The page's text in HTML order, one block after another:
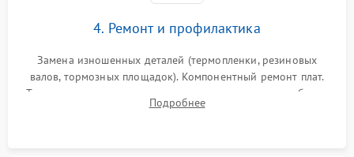
4. Ремонт и профилактика
Замена изношенных деталей (термопленки, резиновых
валов, тормозных площадок). Компонентный ремонт плат.
Тщательная очистка тракта печати, контактов и линз блока
лазера (LSU) от просыпанного тонера и пыли.
Подробнее